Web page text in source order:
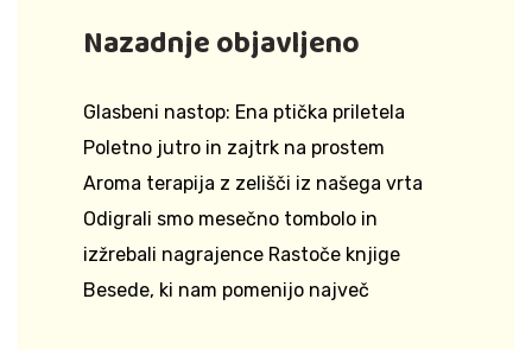
Nazadnje objavljeno
Glasbeni nastop: Ena ptička priletela
Poletno jutro in zajtrk na prostem
Aroma terapija z zelišči iz našega vrta
Odigrali smo mesečno tombolo in
izžrebali nagrajence Rastoče knjige
Besede, ki nam pomenijo največ